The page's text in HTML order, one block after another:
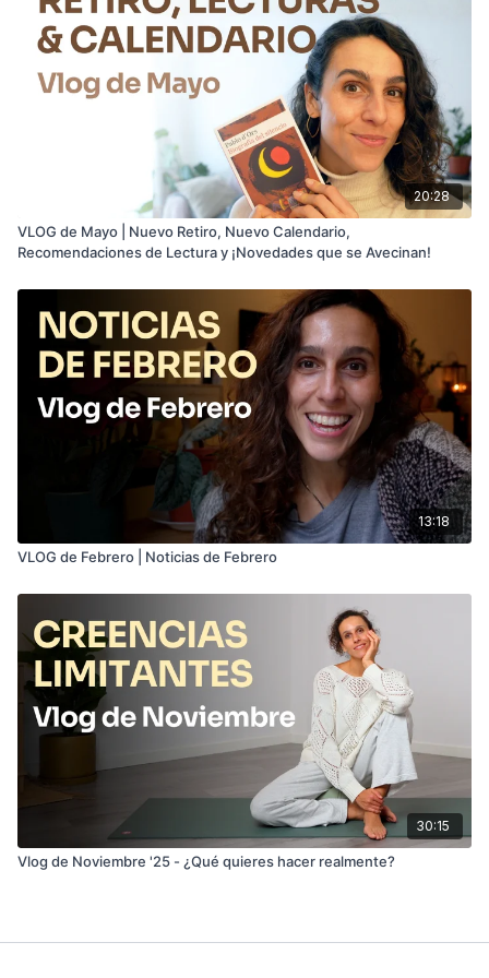
20:28
VLOG de Mayo | Nuevo Retiro, Nuevo Calendario,
Recomendaciones de Lectura y ¡Novedades que se Avecinan!
13:18
VLOG de Febrero | Noticias de Febrero
30:15
Vlog de Noviembre '25 - ¿Qué quieres hacer realmente?